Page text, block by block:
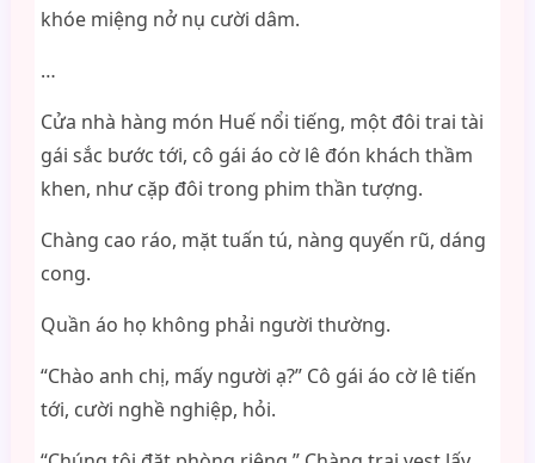
khóe miệng nở nụ cười dâm.
…
Cửa nhà hàng món Huế nổi tiếng, một đôi trai tài
gái sắc bước tới, cô gái áo cờ lê đón khách thầm
khen, như cặp đôi trong phim thần tượng.
Chàng cao ráo, mặt tuấn tú, nàng quyến rũ, dáng
cong.
Quần áo họ không phải người thường.
“Chào anh chị, mấy người ạ?” Cô gái áo cờ lê tiến
tới, cười nghề nghiệp, hỏi.